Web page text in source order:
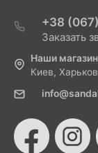
+38
Заказать
Наши
Киев, Харьков